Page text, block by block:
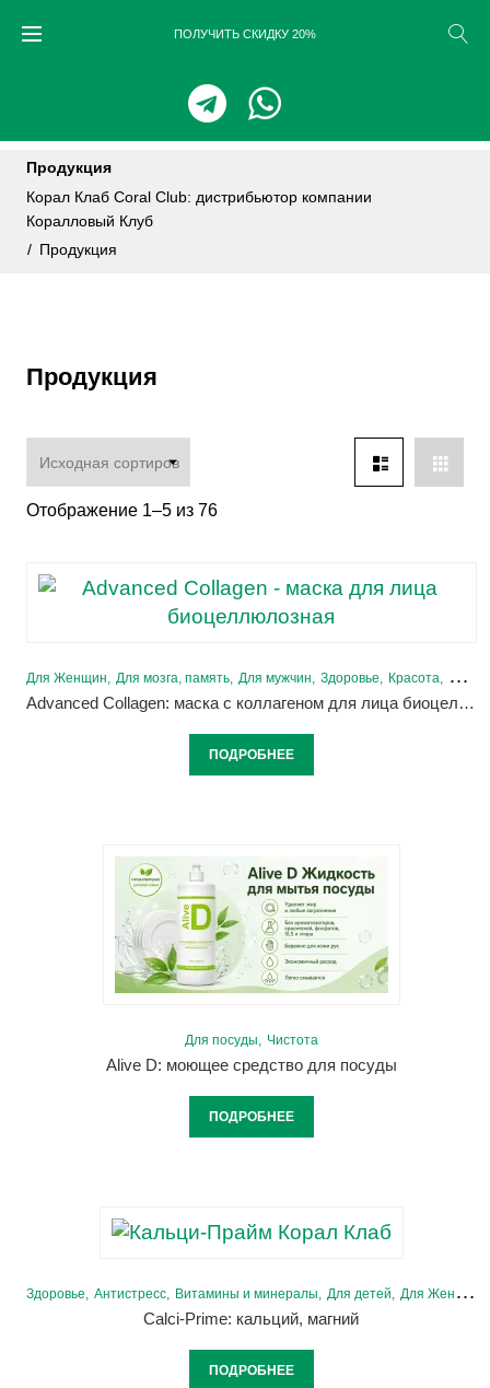
ПОЛУЧИТЬ СКИДКУ 20%
Продукция
Корал Клаб Coral Club: дистрибьютор компании
Коралловый Клуб
/ Продукция
Продукция
Отображение 1–5 из 76
Для Женщин Для мозга, память Для мужчин Здоровье Красота
Advanced Collagen: маска с коллагеном для лица биоцеллюлозная
ПОДРОБНЕЕ
Для посуды Чистота
Alive D: моющее средство для посуды
ПОДРОБНЕЕ
Здоровье Антистресс Витамины и минералы Для детей Для Женщин
Calci-Prime: кальций, магний
ПОДРОБНЕЕ